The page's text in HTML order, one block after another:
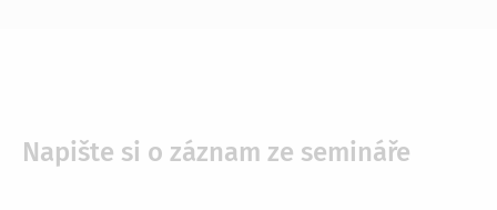
Napište si o záznam ze semináře